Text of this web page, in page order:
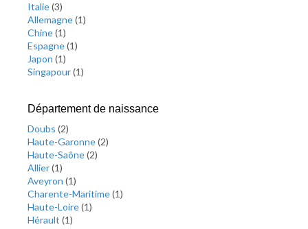
Italie(3)
Allemagne(1)
Chine(1)
Espagne(1)
Japon (1)
Singapour(1)
Département de naissance
Doubs (2)
Haute-Garonne(2)
Haute-Saône(2)
Allier(1)
Aveyron (1)
Charente-Maritime(1)
Haute-Loire(1)
Hérault (1)